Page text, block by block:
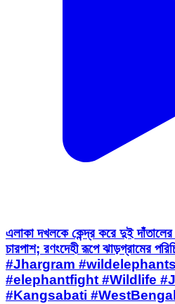
এলাকা দখলকে কেন্দ্র করে দুই
চারপাশ; রণংদেহী রূপে ঝাড়গ্রামের
#Jhargram
#elephantfight #Wildlife
#Kangsabati